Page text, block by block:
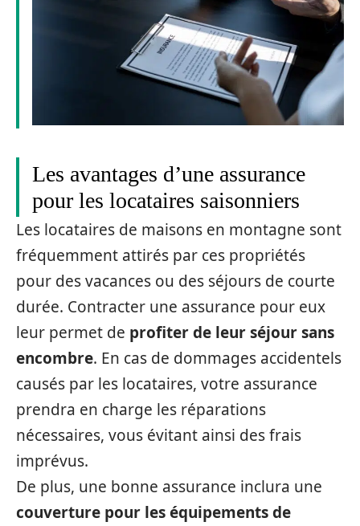
Les avantages d’une assurance
pour les locataires saisonniers
Les locataires de maisons en montagne sont
fréquemment attirés par ces propriétés
pour des vacances ou des séjours de courte
durée. Contracter une assurance pour eux
leur permet de profiter de leur séjour sans
encombre. En cas de dommages accidentels
causés par les locataires, votre assurance
prendra en charge les réparations
nécessaires, vous évitant ainsi des frais
imprévus.
De plus, une bonne assurance inclura une
couverture pour les équipements de